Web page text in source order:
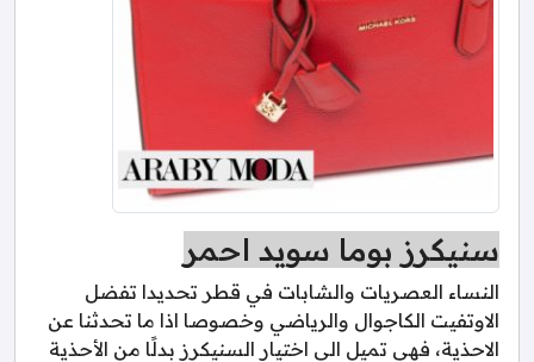
سنيكرز بوما سويد احمر
النساء العصريات والشابات في قطر تحديدا تفضل
الاوتفيت الكاجوال والرياضي وخصوصا اذا ما تحدثنا عن
الاحذية، فهي تميل الى اختيار السنيكرز بدلًا من الأحذية